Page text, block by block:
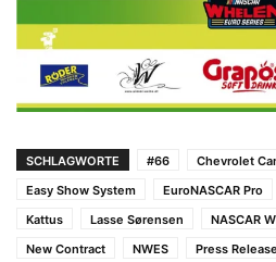
SCHLAGWORTE #66 Chevrolet
Easy Show System
EuroNASCAR Pro
Kattus
Lasse Sørensen
NASCAR
New Contract
NWES Press Release